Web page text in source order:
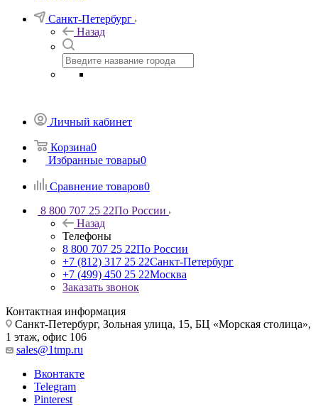
Санкт-Петербург
Назад
Личный кабинет
Корзина0
Избранные товары0
Сравнение товаров0
8 800 707 25 22По России
Назад
Телефоны
8 800 707 25 22По России
+7 (812) 317 25 22Санкт-Петербург
+7 (499) 450 25 22Москва
Заказать звонок
Контактная информация
Санкт-Петербург, Зольная улица, 15, БЦ «Морская столица»,
1 этаж, офис 106
sales@1tmp.ru
Вконтакте
Telegram
Pinterest